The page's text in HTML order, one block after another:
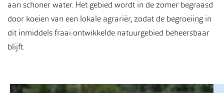
aan schoner water. Het gebied wordt in de zomer begraasd
door koeien van een lokale agrariër, zodat de begroeiing in
dit inmiddels fraai ontwikkelde natuurgebied beheersbaar
blijft.